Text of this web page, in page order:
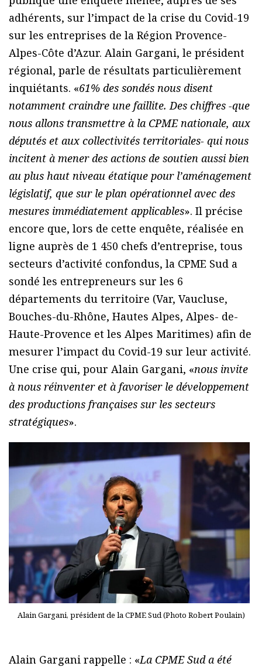
adhérents, sur l’impact de la crise du Covid-19
sur les entreprises de la Région Provence-
Alpes-Côte d’Azur. Alain Gargani, le président
régional, parle de résultats particulièrement
inquiétants. «61% des sondés nous disent
notamment craindre une faillite. Des chiffres -que
nous allons transmettre à la CPME nationale, aux
députés et aux collectivités territoriales- qui nous
incitent à mener des actions de soutien aussi bien
au plus haut niveau étatique pour l’aménagement
législatif, que sur le plan opérationnel avec des
mesures immédiatement applicables». Il précise
encore que, lors de cette enquête, réalisée en
ligne auprès de 1 450 chefs d’entreprise, tous
secteurs d’activité confondus, la CPME Sud a
sondé les entrepreneurs sur les 6
départements du territoire (Var, Vaucluse,
Bouches-du-Rhône, Hautes Alpes, Alpes- de-
Haute-Provence et les Alpes Maritimes) afin de
mesurer l’impact du Covid-19 sur leur activité.
Une crise qui, pour Alain Gargani, «nous invite
à nous réinventer et à favoriser le développement
des productions françaises sur les secteurs
stratégiques».
Alain Gargani, président de la CPME Sud (Photo Robert Poulain)
Alain Gargani rappelle : «La CPME Sud a été